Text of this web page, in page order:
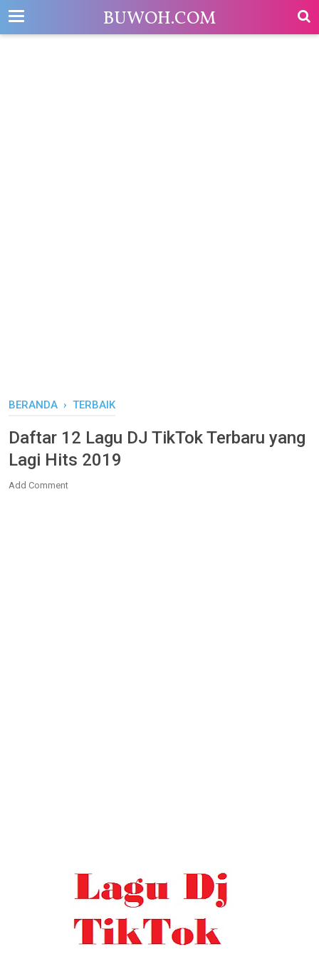
--> BUWOH.COM
BERANDA › TERBAIK
Daftar 12 Lagu DJ TikTok Terbaru yang
Lagi Hits 2019
Add Comment